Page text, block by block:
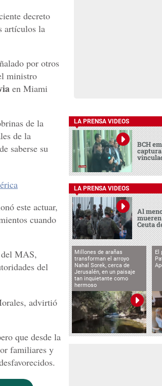
decreto
artículos la
por otros
ministro
en Miami
de la
de la
saberse su
este actuar,
cuando
MAS,
del
advirtió
que desde la
familiares y
LA PRENSA VIDEOS
BCH
LA PRENSA VIDEOS
Al
Ceuta
Millones de arañas
transforman el arroyo
Nahal Sorek, cerca de
Jerusalén, en un paisaje
tan inquietante como
hermoso
El